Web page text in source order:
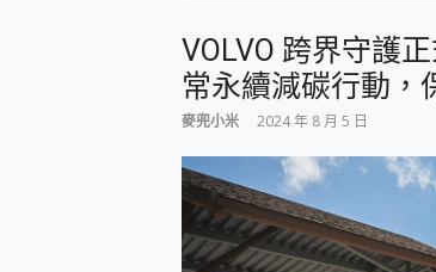
專為 PC上的
台灣製攝影機
測
電力超超超持
超懂拍、耐用
防窺黑科技
AI 支付 一錶
超驚艷 讓人一
美到讓人超想
VOLVO 跨界守護
常永續減碳行動，
麥兜小米 2024 年 8 月 5 日